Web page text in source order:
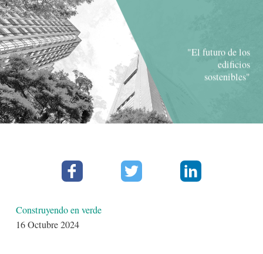
"El futuro de los
edificios
sostenibles"
FacebookTwitter Linkedin
DetallesConstruyendo en verde
16 Octubre 2024